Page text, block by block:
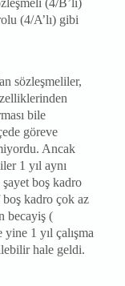
(4/B’li)
(4/A’lı) gibi
sözleşmeliler,
bile
göreve
Ancak
1 yıl aynı
boş kadro
kadro çok az
becayiş (
1 yıl çalışma
hale geldi.